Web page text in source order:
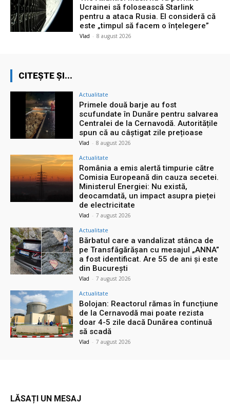
Ucrainei să folosească Starlink
pentru a ataca Rusia. El consideră că
este „timpul să facem o înțelegere”
Vlad - 8 august 2026
CITEȘTE ȘI...
Actualitate
Primele două barje au fost
scufundate în Dunăre pentru salvarea
Centralei de la Cernavodă. Autoritățile
spun că au câștigat zile prețioase
Vlad - 8 august 2026
Actualitate
România a emis alertă timpurie către
Comisia Europeană din cauza secetei.
Ministerul Energiei: Nu există,
deocamdată, un impact asupra pieței
de electricitate
Vlad - 7 august 2026
Actualitate
Bărbatul care a vandalizat stânca de
pe Transfăgărășan cu mesajul „ANNA”
a fost identificat. Are 55 de ani și este
din București
Vlad - 7 august 2026
Actualitate
Bolojan: Reactorul rămas în funcțiune
de la Cernavodă mai poate rezista
doar 4-5 zile dacă Dunărea continuă
să scadă
Vlad - 7 august 2026
LĂSAȚI UN MESAJ